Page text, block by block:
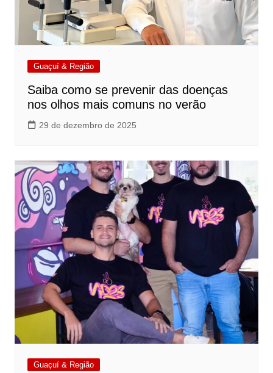
Guaçuí & Região
Saiba como se prevenir das doenças
nos olhos mais comuns no verão
29 de dezembro de 2025
Guaçuí & Região